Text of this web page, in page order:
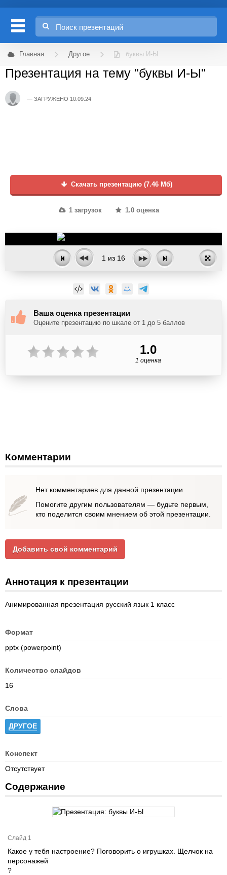
Главная Другое буквы И-Ы
Презентация на тему "буквы И-Ы"
ЗАГРУЖЕНО 10.09.24
Скачать презентацию (7.46 Мб)
1 загрузок 1.0 оценка
1 из 16
Ваша оценка презентации
Оцените презентацию по шкале от 1 до 5 баллов
1.0
1 оценка
Комментарии
Нет комментариев для данной презентации
Помогите другим пользователям — будьте первым,
кто поделится своим мнением об этой презентации.
Добавить свой комментарий
Аннотация к презентации
Анимированная презентация русский язык 1 класс
Формат
pptx (powerpoint)
Количество слайдов
16
Слова
ДРУГОЕ
Конспект
Отсутствует
Содержание
Слайд 1
Какое у тебя настроение? Поговорить о игрушках. Щелчок на
персонажей
?